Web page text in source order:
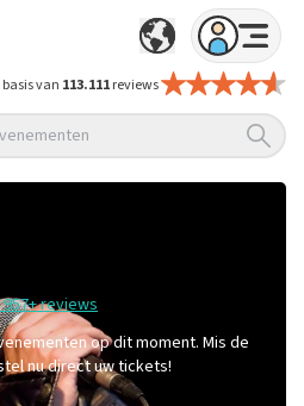
basis van 113.111reviews
reviews
op dit moment. Mis de
nu direct uw tickets!